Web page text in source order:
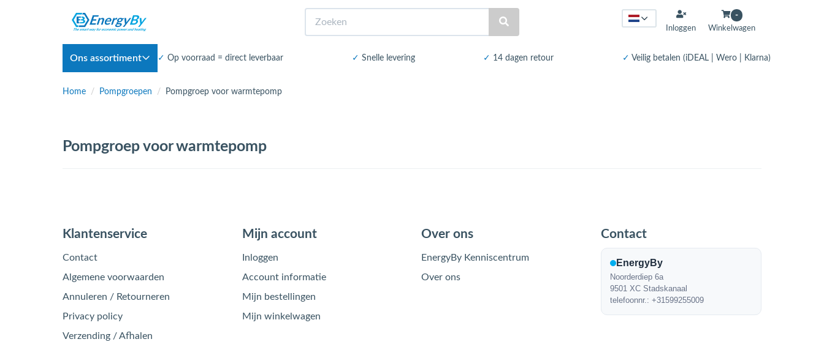
Inloggen
-
Winkelwagen
Ons assortiment ✓ Op voorraad = direct leverbaar ✓ Snelle levering ✓ 14 dagen retour ✓ Veilig betalen (iDEAL | Wero | Klarna)
Home / Pompgroepen / Pompgroep voor warmtepomp
Pompgroep voor warmtepomp
Klantenservice
Contact
Algemene voorwaarden
Annuleren / Retourneren
Privacy policy
Verzending / Afhalen
Mijn account
Inloggen
Account informatie
Mijn bestellingen
Mijn winkelwagen
Over ons
EnergyBy Kenniscentrum
Over ons
Contact
EnergyBy
Noorderdiep 6a
9501 XC Stadskanaal
telefoonnr.: +31599255009